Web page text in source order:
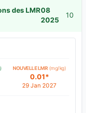
des LMR08
2025
10
NOUVELLE LMR (mg/kg)
0.01*
29 Jan 2027